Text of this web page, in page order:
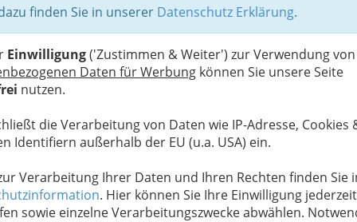
finden Sie in unserer Datenschutz Erklärung.
Einwilligung('Zustimmen & Weiter') zur Verwendung von
Daten für Werbung können Sie unsere Seite
nutzen.
die Verarbeitung von Daten wie IP-Adresse, Cookies
Identifiern außerhalb der EU (u.a. USA) ein.
Verarbeitung Ihrer Daten und Ihren Rechten finden Sie
. Hier können Sie Ihre Einwilligung jederzeit
sowie einzelne Verarbeitungszwecke abwählen.
Liberty
Next